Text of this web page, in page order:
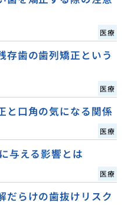
医療
存歯の歯列矯正という
医療
と口角の気になる関係
医療
与える影響とは
医療
だらけの歯抜けリスク